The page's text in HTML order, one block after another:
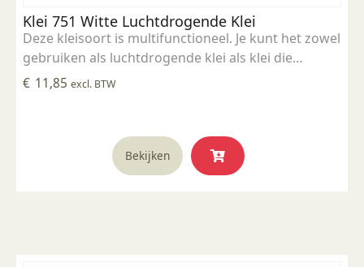
Klei 751 Witte Luchtdrogende Klei
Deze kleisoort is multifunctioneel. Je kunt het zowel
gebruiken als luchtdrogende klei als klei die
gestookt kan worden. Wanneer je de klei niet gaat
€ 11,85 excl. BTW
Bekijken